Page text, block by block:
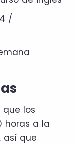
/
los
horas a la
así que